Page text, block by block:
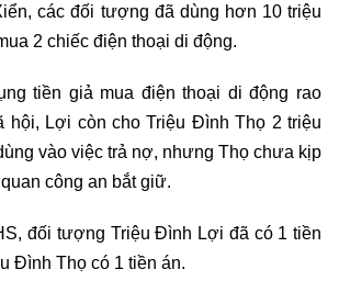
các đối tượng đã dùng hơn 10 triệu
2 chiếc điện thoại di động.
tiền giả mua điện thoại di động rao
hội, Lợi còn cho Triệu Đình Thọ 2 triệu
vào việc trả nợ, nhưng Thọ chưa kịp
công an bắt giữ.
đối tượng Triệu Đình Lợi đã có 1 tiền
Đình Thọ có 1 tiền án.